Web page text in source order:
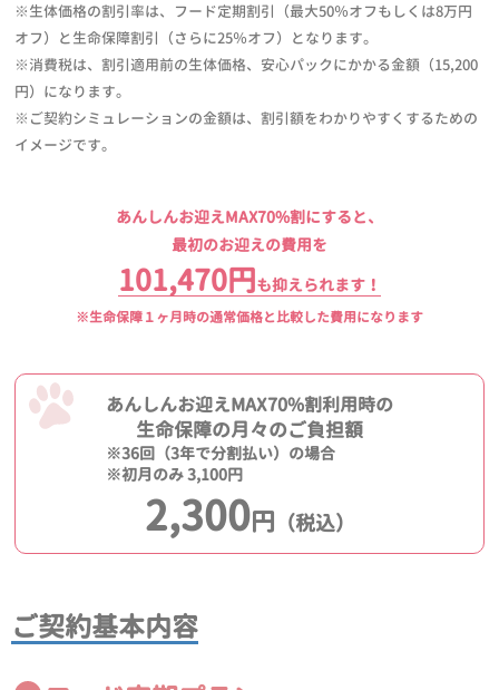
※生体価格の割引率は、フード定期割引（最大50％オフもしくは8万円
オフ）と生命保障割引（さらに25％オフ）となります。
※消費税は、割引適用前の生体価格、安心パックにかかる金額（15,200
円）になります。
※ご契約シミュレーションの金額は、割引額をわかりやすくするための
イメージです。
あんしんお迎えMAX70%割にすると、
最初のお迎えの費用を
101,470円も抑えられます！
※生命保障１ヶ月時の通常価格と比較した費用になります
あんしんお迎えMAX70%割利用時の
生命保障の月々のご負担額
※36回（3年で分割払い）の場合
※初月のみ 3,100円
2,300円 （税込）
ご契約基本内容